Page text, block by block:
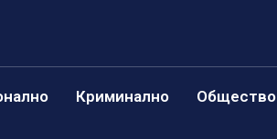
Криминално Общество